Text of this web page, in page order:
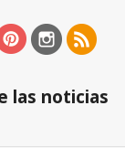
las noticias